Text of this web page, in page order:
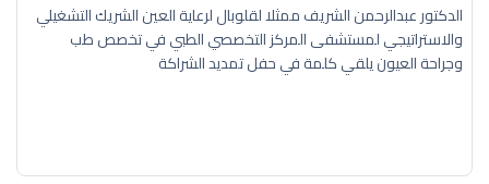
الدكتور عبدالرحمن الشريف ممثلا لقلوبال لرعاية العين الشريك التشغيلي
والاستراتيجي لمستشفى المركز التخصصي الطبي في تخصص طب
وجراحة العيون يلقي كلمة في حفل تمديد الشراكة